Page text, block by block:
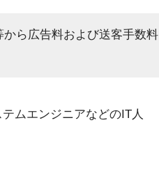
ら広告料および送客手数料
ムエンジニアなどのIT人